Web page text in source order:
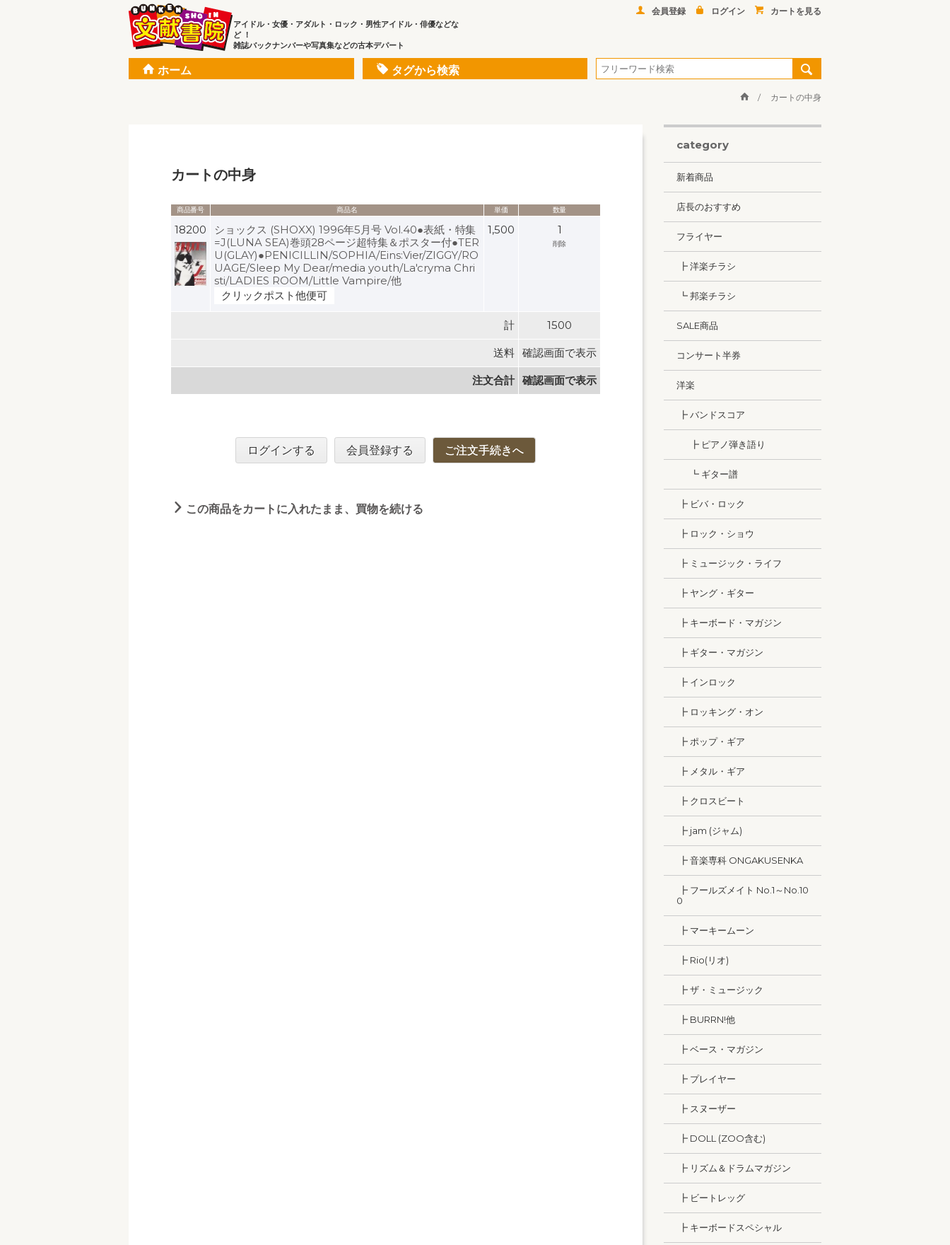
アイドル・女優・アダルト・ロック・男性アイドル・俳優などな
ど ！
雑誌バックナンバーや写真集などの古本デパート
会員登録 ログイン カートを見る
ホーム タグから検索
カートの中身
カートの中身
商品番号 商品名 単価 数量
18200
ショックス (SHOXX) 1996年5月号 Vol.40●表紙・特集
=J(LUNA SEA)巻頭28ページ超特集＆ポスター付●TER
U(GLAY)●PENICILLIN/SOPHIA/Eins:Vier/ZIGGY/RO
UAGE/Sleep My Dear/media youth/La'cryma Chri
sti/LADIES ROOM/Little Vampire/他
クリックポスト他便可
1,500 1
削除
計 1500
送料 確認画面で表示
注文合計 確認画面で表示
ログインする 会員登録する ご注文手続きへ
この商品をカートに入れたまま、買物を続ける
category
新着商品
店長のおすすめ
フライヤー
┣ 洋楽チラシ
┗ 邦楽チラシ
SALE商品
コンサート半券
洋楽
┣ バンドスコア
┣ ピアノ弾き語り
┗ ギター譜
┣ ビバ・ロック
┣ ロック・ショウ
┣ ミュージック・ライフ
┣ ヤング・ギター
┣ キーボード・マガジン
┣ ギター・マガジン
┣ インロック
┣ ロッキング・オン
┣ ポップ・ギア
┣ メタル・ギア
┣ クロスビート
┣ jam (ジャム)
┣ 音楽専科 ONGAKUSENKA
┣ フールズメイト No.1～No.10
0
┣ マーキームーン
┣ Rio(リオ)
┣ ザ・ミュージック
┣ BURRN!他
┣ ベース・マガジン
┣ プレイヤー
┣ スヌーザー
┣ DOLL (ZOO含む)
┣ リズム＆ドラムマガジン
┣ ビートレッグ
┣ キーボードスペシャル